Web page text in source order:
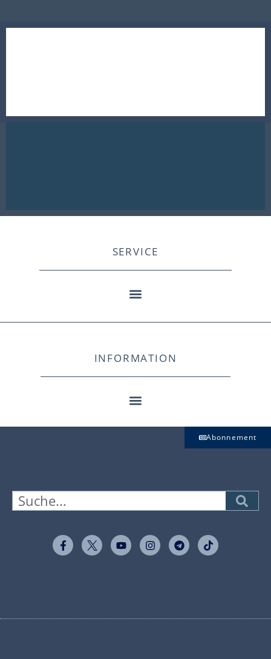
SERVICE
INFORMATION
Abonnement